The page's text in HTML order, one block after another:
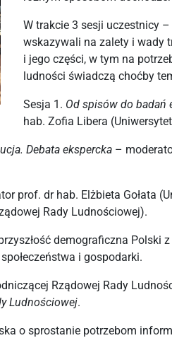
W trakcie 3 sesji uczestnicy
wskazywali na zalety i wady
i jego części, w tym na
ludności świadczą choćby
Sesja 1. Od spisów do badań
hab. Zofia Libera
Debata ekspercka –
prof. dr hab. Elżbieta Gołata
Rady Ludnościowej).
demograficzna
i gospodarki.
Rządowej Rady
Ludnościowej.
o sprostanie potrzebom